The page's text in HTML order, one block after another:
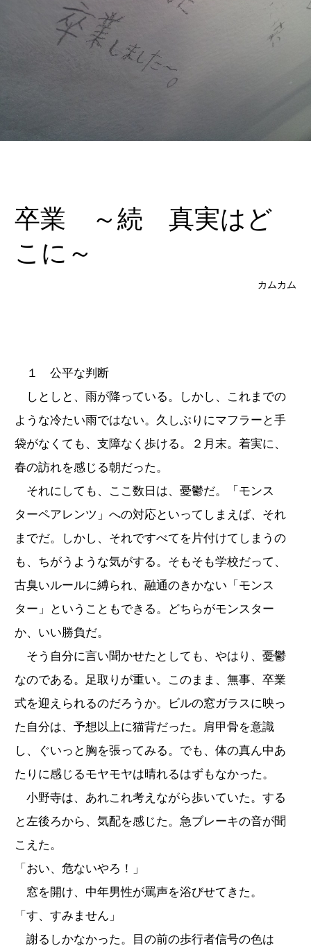
卒業 ～続 真実はど
こに～
カムカム
１ 公平な判断
しとしと、雨が降っている。しかし、これまでの
ような冷たい雨ではない。久しぶりにマフラーと手
袋がなくても、支障なく歩ける。２月末。着実に、
春の訪れを感じる朝だった。
それにしても、ここ数日は、憂鬱だ。「モンス
ターペアレンツ」への対応といってしまえば、それ
までだ。しかし、それですべてを片付けてしまうの
も、ちがうような気がする。そもそも学校だって、
古臭いルールに縛られ、融通のきかない「モンス
ター」ということもできる。どちらがモンスター
か、いい勝負だ。
そう自分に言い聞かせたとしても、やはり、憂鬱
なのである。足取りが重い。このまま、無事、卒業
式を迎えられるのだろうか。ビルの窓ガラスに映っ
た自分は、予想以上に猫背だった。肩甲骨を意識
し、ぐいっと胸を張ってみる。でも、体の真ん中あ
たりに感じるモヤモヤは晴れるはずもなかった。
小野寺は、あれこれ考えながら歩いていた。する
と左後ろから、気配を感じた。急ブレーキの音が聞
こえた。
「おい、危ないやろ！」
窓を開け、中年男性が罵声を浴びせてきた。
「す、すみません」
謝るしかなかった。目の前の歩行者信号の色は